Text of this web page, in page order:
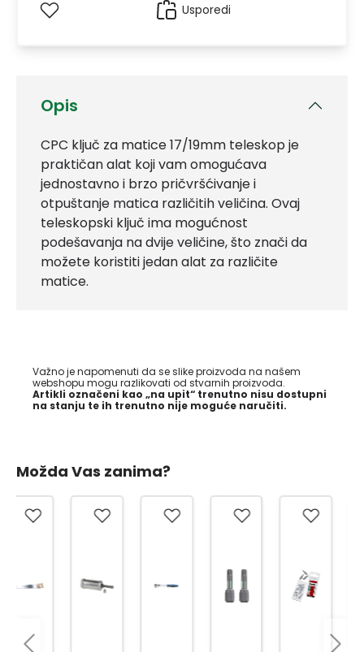
Opis
CPC ključ za matice 17/19mm teleskop je
praktičan alat koji vam omogućava
jednostavno i brzo pričvršćivanje i
otpuštanje matica različitih veličina. Ovaj
teleskopski ključ ima mogućnost
podešavanja na dvije veličine, što znači da
možete koristiti jedan alat za različite
matice.
Važno je napomenuti da se slike proizvoda na našem
webshopu mogu razlikovati od stvarnih proizvoda.
Artikli označeni kao „na upit“ trenutno nisu dostupni
na stanju te ih trenutno nije moguće naručiti.
Usporedi
Možda Vas zanima?